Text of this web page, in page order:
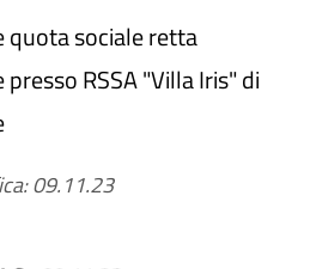
quota sociale retta
RSSA "Villa Iris" di
09.11.23